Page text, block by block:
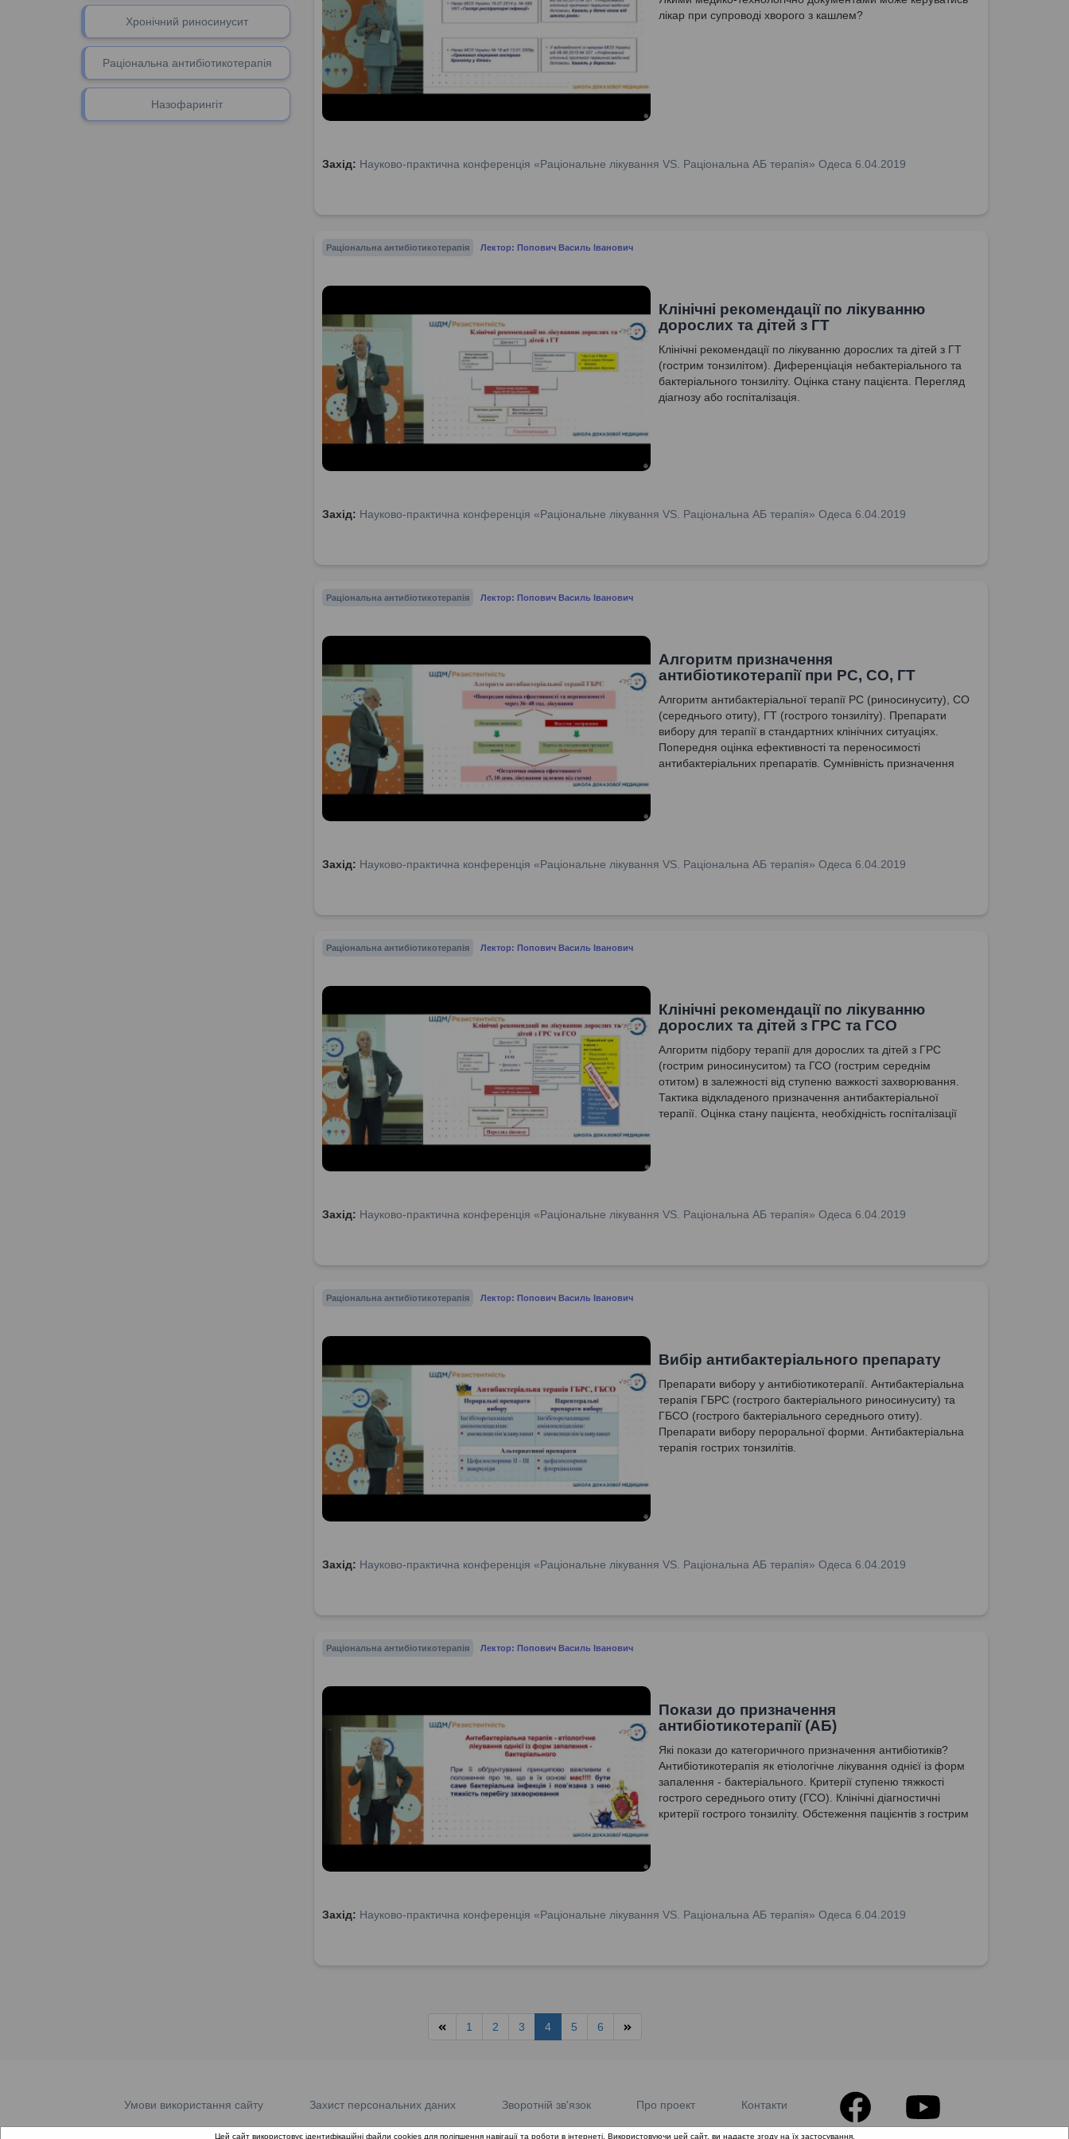
Хронічний риносинусит
Раціональна антибіотикотерапія
Назофарингіт
лікар при супроводі хворого з кашлем?
Захід: Науково-практична конференція «Раціональне лікування VS. Раціональна АБ терапія» Одеса 6.04.2019
Раціональна антибіотикотерапія Лектор: Попович Василь Іванович
Клінічні рекомендації по лікуванню
дорослих та дітей з ГТ
Клінічні рекомендації по лікуванню дорослих та дітей з ГТ
(гострим тонзилітом). Диференціація небактеріального та
бактеріального тонзиліту. Оцінка стану пацієнта. Перегляд
діагнозу або госпіталізація.
Захід: Науково-практична конференція «Раціональне лікування VS. Раціональна АБ терапія» Одеса 6.04.2019
Раціональна антибіотикотерапія Лектор: Попович Василь Іванович
Алгоритм призначення
антибіотикотерапії при РС, СО, ГТ
Алгоритм антибактеріальної терапії РС (риносинуситу), СО
(середнього отиту), ГТ (гострого тонзиліту). Препарати
вибору для терапії в стандартних клінічних ситуаціях.
Попередня оцінка ефективності та переносимості
антибактеріальних препаратів. Сумнівність призначення
Захід: Науково-практична конференція «Раціональне лікування VS. Раціональна АБ терапія» Одеса 6.04.2019
Раціональна антибіотикотерапія Лектор: Попович Василь Іванович
Клінічні рекомендації по лікуванню
дорослих та дітей з ГРС та ГСО
Алгоритм підбору терапії для дорослих та дітей з ГРС
(гострим риносинуситом) та ГСО (гострим середнім
отитом) в залежності від ступеню важкості захворювання.
Тактика відкладеного призначення антибактеріальної
терапії. Оцінка стану пацієнта, необхідність госпіталізації
Захід: Науково-практична конференція «Раціональне лікування VS. Раціональна АБ терапія» Одеса 6.04.2019
Раціональна антибіотикотерапія Лектор: Попович Василь Іванович
Вибір антибактеріального препарату
Препарати вибору у антибіотикотерапії. Антибактеріальна
терапія ГБРС (гострого бактеріального риносинуситу) та
ГБСО (гострого бактеріального середнього отиту).
Препарати вибору пероральної форми. Антибактеріальна
терапія гострих тонзилітів.
Захід: Науково-практична конференція «Раціональне лікування VS. Раціональна АБ терапія» Одеса 6.04.2019
Раціональна антибіотикотерапія Лектор: Попович Василь Іванович
Покази до призначення
антибіотикотерапії (АБ)
Які покази до категоричного призначення антибіотиків?
Антибіотикотерапія як етіологічне лікування однієї із форм
запалення - бактеріального. Критерії ступеню тяжкості
гострого середнього отиту (ГСО). Клінічні діагностичні
критерії гострого тонзиліту. Обстеження пацієнтів з гострим
Захід: Науково-практична конференція «Раціональне лікування VS. Раціональна АБ терапія» Одеса 6.04.2019
1 2 3 4 5 6
Умови використання сайту Захист персональних даних Зворотній зв'язок Про проект Контакти
Цей сайт використовує ідентифікаційні файли cookies для поліпшення навігації та роботи в інтернеті. Використовуючи цей сайт, ви надаєте згоду на їх застосування.